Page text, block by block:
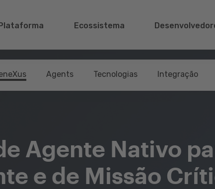
Ecossistema
Agents Tecnologias Integração
Agente Nativo
e de Missão